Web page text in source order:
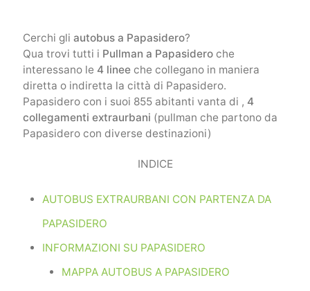
Cerchi gli autobus a Papasidero?
Qua trovi tutti i Pullman a Papasideroche
interessano le 4 lineeche collegano in maniera
diretta o indiretta la città di Papasidero.
Papasidero con i suoi 855 abitanti vanta di , 4
collegamenti extraurbani (pullman che partono da
Papasidero con diverse destinazioni)
INDICE
AUTOBUS EXTRAURBANI CON PARTENZA DA
PAPASIDERO
INFORMAZIONI SU PAPASIDERO
MAPPA AUTOBUS A PAPASIDERO